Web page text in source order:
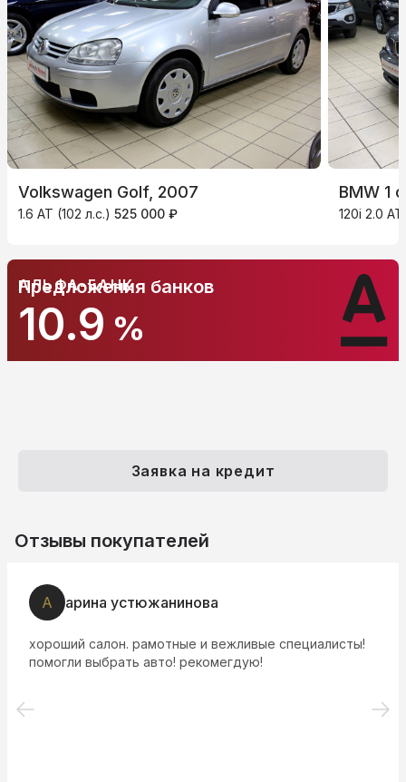
Volkswagen Golf, 2007
1.6 AT (102 л.с.) 525 000 ₽
BMW 1
120i 2.0
АЛЬФА-БАНК
10.9 %
Предложения банков
Заявка на кредит
Отзывы покупателей
А арина устюжанинова
хороший салон. рамотные и вежливые специалисты!
помогли выбрать авто! рекомегдую!